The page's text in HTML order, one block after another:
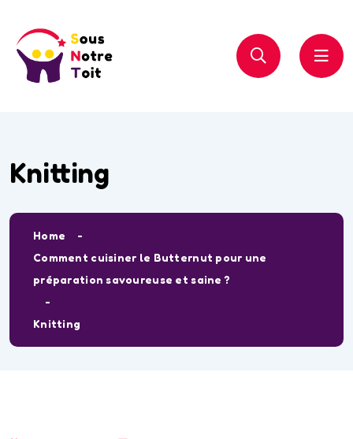
Knitting
Home
Comment cuisiner le Butternut pour une
préparation savoureuse et saine ?
Knitting